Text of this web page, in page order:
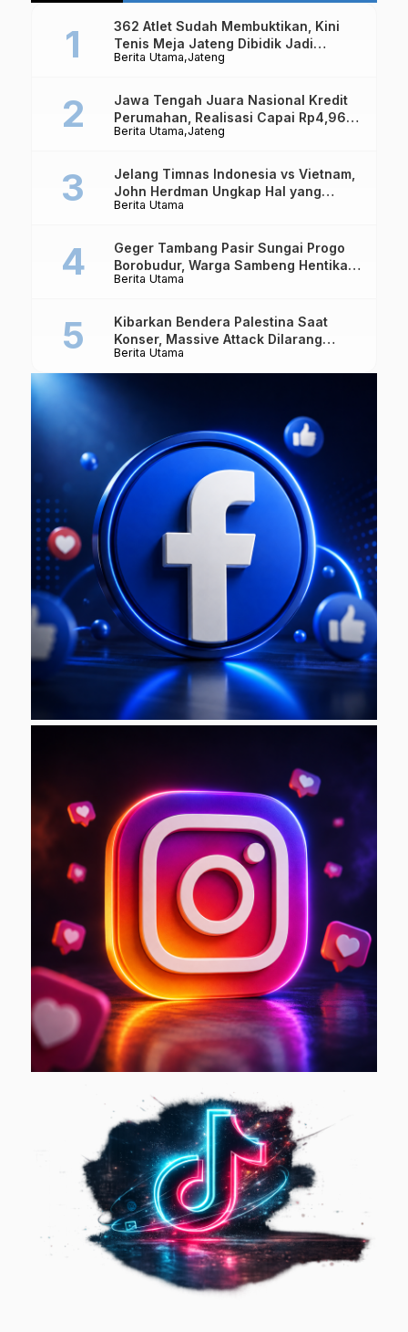
Berita Utama Jateng
362 Atlet Sudah Membuktikan, Kini
Tenis Meja Jateng Dibidik Jadi
Kekuatan Nasional
Berita Utama Jateng
Jawa Tengah Juara Nasional Kredit
Perumahan, Realisasi Capai Rp4,96
Triliun
Berita Utama
Jelang Timnas Indonesia vs Vietnam,
John Herdman Ungkap Hal yang
Dipertaruhkan
Berita Utama
Geger Tambang Pasir Sungai Progo
Borobudur, Warga Sambeng Hentikan
Alat Berat dan Usir Truk
Berita Utama
Kibarkan Bendera Palestina Saat
Konser, Massive Attack Dilarang
Masuk Singapura Lagi